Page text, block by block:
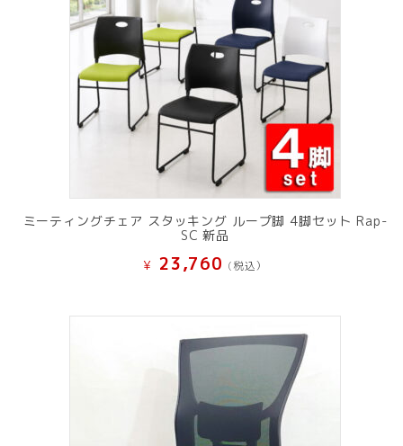
ミーティングチェア スタッキング ループ脚 4脚セット Rap-
SC 新品
¥ 23,760 (税込）